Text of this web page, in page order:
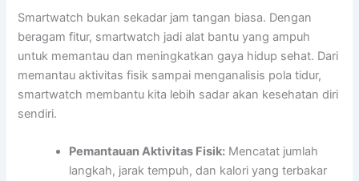
Smartwatch bukan sekadar jam tangan biasa. Dengan
beragam fitur, smartwatch jadi alat bantu yang ampuh
untuk memantau dan meningkatkan gaya hidup sehat. Dari
memantau aktivitas fisik sampai menganalisis pola tidur,
smartwatch membantu kita lebih sadar akan kesehatan diri
sendiri.
Pemantauan Aktivitas Fisik: Mencatat jumlah
langkah, jarak tempuh, dan kalori yang terbakar